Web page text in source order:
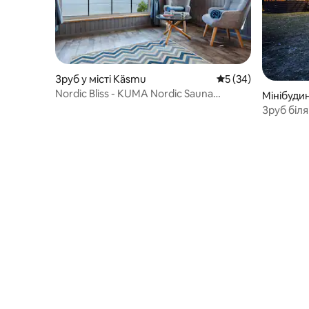
Зруб у місті Käsmu Середня оцінка: 5
5 (34)
Nordic Bliss - KUMA Nordic Sauna
Зруб